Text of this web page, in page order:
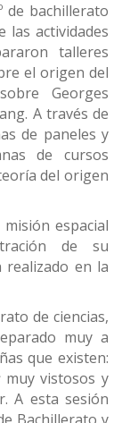
de bachillerato
las actividades
talleres
el origen del
Georges
A través de
de paneles y
de cursos
del origen
espacial
de su
en la
de ciencias,
muy a
que existen:
muy vistosos y
A esta sesión